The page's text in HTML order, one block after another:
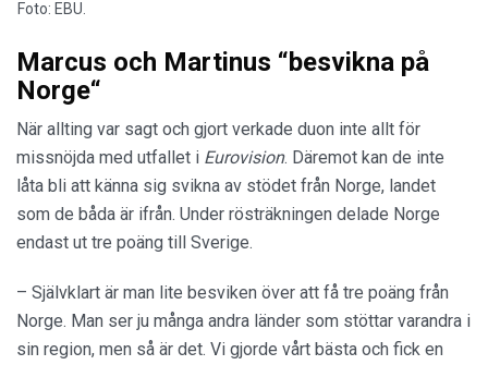
Foto: EBU.
Marcus och Martinus “besvikna på
Norge“
När allting var sagt och gjort verkade duon inte allt för
missnöjda med utfallet i Eurovision. Däremot kan de inte
låta bli att känna sig svikna av stödet från Norge, landet
som de båda är ifrån. Under rösträkningen delade Norge
endast ut tre poäng till Sverige.
– Självklart är man lite besviken över att få tre poäng från
Norge. Man ser ju många andra länder som stöttar varandra i
sin region, men så är det. Vi gjorde vårt bästa och fick en